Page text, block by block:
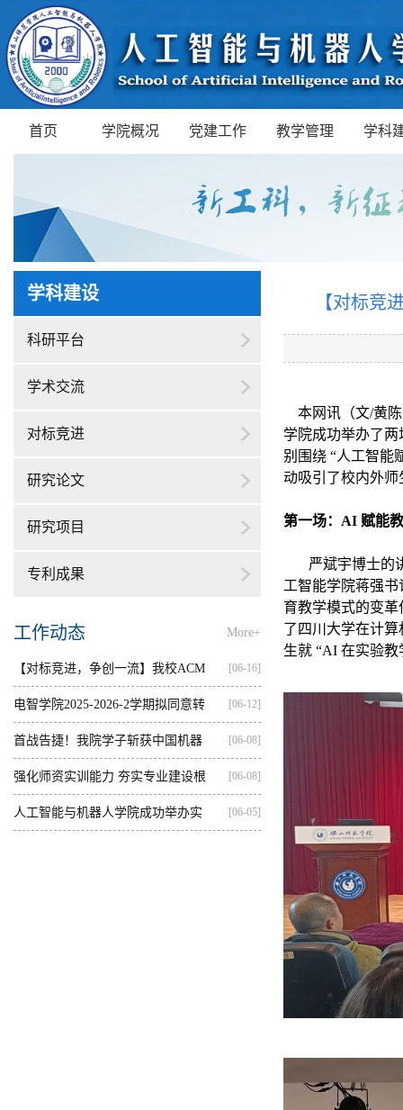
首页 学院概况 党建工作 教学管理 学科
学科建设
科研平台
学术交流
对标竞进
研究论文
研究项目
专利成果
工作动态 More+
【对标竞进，争创一流】我校ACM
集训...
[06-16]
电智学院2025-2026-2学期拟同意转
出...
[06-12]
首战告捷！我院学子斩获中国机器
人...
[06-08]
强化师资实训能力 夯实专业建设根
基...
[06-08]
人工智能与机器人学院成功举办实 [06-05]
【对标竞
本网讯（文/黄
学院成功举办了
别围绕 “人工智能
动吸引了校内外师
第一场： AI 赋能
严斌宇博士的
工智能学院蒋强
育教学模式的变
了四川大学在计
生就 “AI 在实验教